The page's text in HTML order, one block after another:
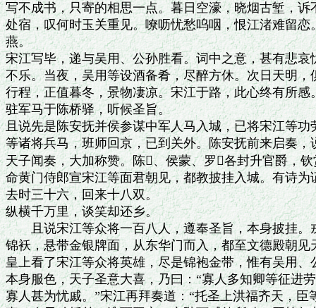
写不成书，只寄的相思一点。暮日空濠，晓烟古堑，
处宿，叹何时玉关重见。嘹呖忧愁呜咽，恨江渚难留
燕。
宋江写毕，递与吴用、公孙胜看。词中之意，甚有悲
不乐。当夜，吴用等设酒备肴，尽醉方休。次日天明
行程，正值暮冬，景物凄凉。宋江于路，此心终有所
驻军马于陈桥驿，听候圣旨。
且说先是陈安抚并侯参谋中军人马入城，已将宋江等
等诸将兵马，班师回京，已到关外。陈安抚前来启奏
天子闻奏，大加称赞。陈、侯蒙、罗各封升官爵，
命黄门侍郎宣宋江等面君朝见，都教披挂入城。有诗为
去时三十六，回来十八双。
纵横千万里，谈笑却还乡。
且说宋江等众将一百八人，遵奉圣旨，本身披挂。
锦袄，悬带金银牌面，从东华门而入，都至文德殿朝
皇上看了宋江等众将英雄，尽是锦袍金带，惟有吴用
本身服色，天子圣意大喜，乃曰：“寡人多知卿等征进
寡人甚为忧戚。”宋江再拜奏道：“托圣上洪福齐天，臣